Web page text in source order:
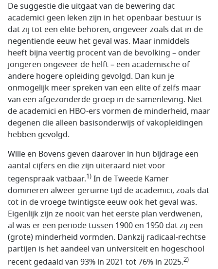
De suggestie die uitgaat van de bewering dat
academici geen leken zijn in het openbaar bestuur is
dat zij tot een elite behoren, ongeveer zoals dat in de
negentiende eeuw het geval was. Maar inmiddels
heeft bijna veertig procent van de bevolking – onder
jongeren ongeveer de helft – een academische of
andere hogere opleiding gevolgd. Dan kun je
onmogelijk meer spreken van een elite of zelfs maar
van een afgezonderde groep in de samenleving. Niet
de academici en HBO-ers vormen de minderheid, maar
degenen die alleen basisonderwijs of vakopleidingen
hebben gevolgd.
Wille en Bovens geven daarover in hun bijdrage een
aantal cijfers en die zijn uiteraard niet voor
tegenspraak vatbaar.1) In de Tweede Kamer
domineren alweer geruime tijd de academici, zoals dat
tot in de vroege twintigste eeuw ook het geval was.
Eigenlijk zijn ze nooit van het eerste plan verdwenen,
al was er een periode tussen 1900 en 1950 dat zij een
(grote) minderheid vormden. Dankzij radicaal-rechtse
partijen is het aandeel van universiteit en hogeschool
recent gedaald van 93% in 2021 tot 76% in 2025.2)